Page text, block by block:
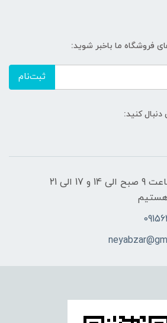
فروشگاه ما باخبر شوید:
ثبت‌نام
کنید:
شنبه تا پنج شنبه از ساعت 9 صبح الی 14 و 17 الی 21
هستیم